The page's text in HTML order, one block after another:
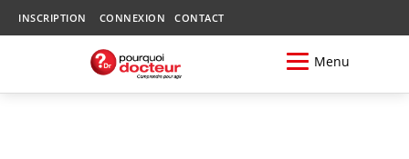
INSCRIPTION CONNEXION CONTACT
Menu